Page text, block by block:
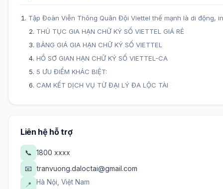
Tập Đoàn Viễn Thông Quân Đội Viettel thế mạnh là di động,
THỦ TỤC GIA HẠN CHỮ KÝ SỐ VIETTEL GIÁ RẺ
BẢNG GIÁ GIA HẠN CHỮ KÝ SỐ VIETTEL
HỒ SƠ GIAN HẠN CHỮ KÝ SỐ VIETTEL-CA
5 ƯU ĐIỂM KHÁC BIỆT:
CAM KẾT DỊCH VỤ TỪ ĐẠI LÝ ĐA LỘC TÀI
Liên hệ hỗ trợ
📞 1800 xxxx
📧 tranvuong.daloctai@gmail.com
📍 Hà Nội, Việt Nam